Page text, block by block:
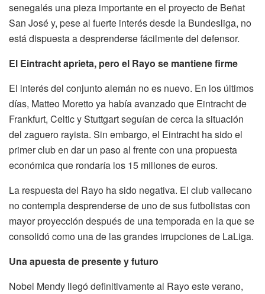
senegalés una pieza importante en el proyecto de Beñat
San José y, pese al fuerte interés desde la Bundesliga, no
está dispuesta a desprenderse fácilmente del defensor.
El Eintracht aprieta, pero el Rayo se mantiene firme
El interés del conjunto alemán no es nuevo. En los últimos
días, Matteo Moretto ya había avanzado que Eintracht de
Frankfurt, Celtic y Stuttgart seguían de cerca la situación
del zaguero rayista. Sin embargo, el Eintracht ha sido el
primer club en dar un paso al frente con una propuesta
económica que rondaría los 15 millones de euros.
La respuesta del Rayo ha sido negativa. El club vallecano
no contempla desprenderse de uno de sus futbolistas con
mayor proyección después de una temporada en la que se
consolidó como una de las grandes irrupciones de LaLiga.
Una apuesta de presente y futuro
Nobel Mendy llegó definitivamente al Rayo este verano,